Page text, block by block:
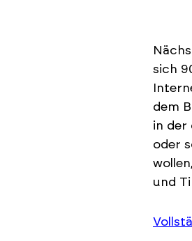
sich
dem
in der
oder
und